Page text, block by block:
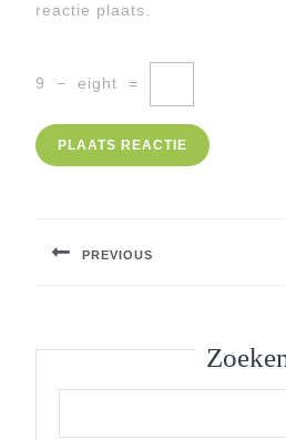
reactie plaats.
9 − eight =
PREVIOUS